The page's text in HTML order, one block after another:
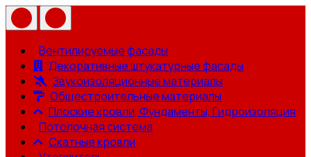
Вентилируемые фасады
Декоративные штукатурные фасады
Звукоизоляционные материалы
Общестроительные материалы
Плоские кровли, Фундаменты, Гидроизоляция
Потолочная система
Скатные кровли